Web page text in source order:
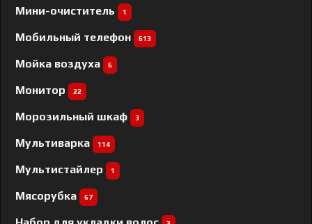
Мини-очиститель 1
Мобильный телефон 613
Мойка воздуха 6
Монитор 22
Морозильный шкаф 3
Мультиварка 114
Мультистайлер 1
Мясорубка 67